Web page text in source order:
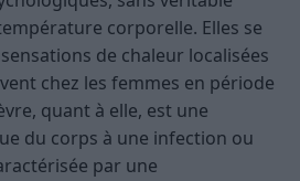
corporelle. Elles se
de chaleur localisées
chez les femmes en période
quant à elle, est une
du corps à une infection ou
par une